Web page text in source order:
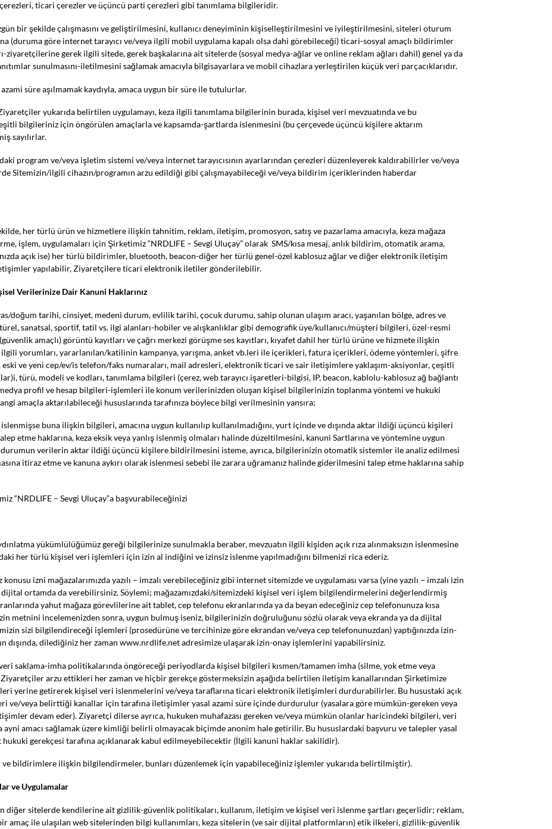
ticari çerezler ve üçüncü parti çerezleri gibi tanımlama bilgileridir.
bir şekilde çalışmasını ve geliştirilmesini, kullanıcı deneyiminin kişiselleştirilmesini ve iyileştirilmesini, siteleri oturum
(duruma göre internet tarayıcı ve/veya ilgili mobil uygulama kapalı olsa dahi görebileceği) ticari-sosyal amaçlı bildirimler
ziyaretçilerine gerek ilgili sitede, gerek başkalarına ait sitelerde (sosyal medya-ağlar ve online reklam ağları dahil) genel ya da
sunulmasını-iletilmesini sağlamak amacıyla bilgisayarlara ve mobil cihazlara yerleştirilen küçük veri parçacıklarıdır.
süre aşılmamak kaydıyla, amaca uygun bir süre ile tutulurlar.
yukarıda belirtilen uygulamayı, keza ilgili tanımlama bilgilerinin burada, kişisel veri mevzuatında ve bu
bilgileriniz için öngörülen amaçlarla ve kapsamda-şartlarda islenmesini (bu çerçevede üçüncü kişilere aktarım
sayılırlar.
program ve/veya işletim sistemi ve/veya internet tarayıcısının ayarlarından çerezleri düzenleyerek kaldırabilirler ve/veya
Sitemizin/ilgili cihazın/programın arzu edildiği gibi çalışmayabileceği ve/veya bildirim içeriklerinden haberdar
her türlü ürün ve hizmetlere ilişkin tahnitim, reklam, iletişim, promosyon, satış ve pazarlama amacıyla, keza mağaza
işlem, uygulamaları için Şirketimiz “NRDLIFE – Sevgi Uluçay” olarak SMS/kısa mesaj, anlık bildirim, otomatik arama,
açık ise) her türlü bildirimler, bluetooth, beacon-diğer her türlü genel-özel kablosuz ağlar ve diğer elektronik iletişim
yapılabilir, Ziyaretçilere ticari elektronik iletiler gönderilebilir.
Verilerinize Dair Kanuni Haklarınız
doğum tarihi, cinsiyet, medeni durum, evlilik tarihi, çocuk durumu, sahip olunan ulaşım aracı, yaşanılan bölge, adres ve
sanatsal, sportif, tatil vs. ilgi alanları-hobiler ve alışkanlıklar gibi demografik üye/kullanıcı/müşteri bilgileri, özel-resmi
amaçlı) görüntü kayıtları ve çağrı merkezi görüşme ses kayıtları, kıyafet dahil her türlü ürüne ve hizmete ilişkin
ilgili yorumları, yararlanılan/katilinin kampanya, yarışma, anket vb.leri ile içerikleri, fatura içerikleri, ödeme yöntemleri, şifre
ve yeni cep/ev/is telefon/faks numaraları, mail adresleri, elektronik ticari ve sair iletişimlere yaklaşım-aksiyonlar, çeşitli
türü, modeli ve kodları, tanımlama bilgileri (çerez, web tarayıcı işaretleri-bilgisi, IP, beacon, kablolu-kablosuz ağ bağlantı
profil ve hesap bilgileri-işlemleri ile konum verilerinizden oluşan kişisel bilgilerinizin toplanma yöntemi ve hukuki
amaçla aktarılabileceği hususlarında tarafınıza böylece bilgi verilmesinin yansıra;
buna ilişkin bilgileri, amacına uygun kullanılıp kullanılmadığını, yurt içinde ve dışında aktar ildiği üçüncü kişileri
etme haklarına, keza eksik veya yanlış islenmiş olmaları halinde düzeltilmesini, kanuni Sartlarına ve yöntemine uygun
verilerin aktar ildiği üçüncü kişilere bildirilmesini isteme, ayrıca, bilgilerinizin otomatik sistemler ile analiz edilmesi
itiraz etme ve kanuna aykırı olarak islenmesi sebebi ile zarara uğramanız halinde giderilmesini talep etme haklarına sahip
“NRDLIFE – Sevgi Uluçay”a başvurabileceğinizi
yükümlülüğümüz gereği bilgilerinize sunulmakla beraber, mevzuatın ilgili kişiden açık rıza alınmaksızın islenmesine
her türlü kişisel veri işlemleri için izin al indiğini ve izinsiz islenme yapılmadığını bilmenizi rica ederiz.
izni mağazalarımızda yazılı – imzalı verebileceğiniz gibi internet sitemizde ve uygulaması varsa (yine yazılı – imzalı izin
ortamda da verebilirsiniz. Söylemi; mağazamızdaki/sitemizdeki kişisel veri işlem bilgilendirmelerini değerlendirmiş
yahut mağaza görevlilerine ait tablet, cep telefonu ekranlarında ya da beyan edeceğiniz cep telefonunuza kısa
metnini incelemenizden sonra, uygun bulmuş iseniz, bilgilerinizin doğruluğunu sözlü olarak veya ekranda ya da dijital
sizi bilgilendireceği işlemleri (prosedürüne ve tercihinize göre ekrandan ve/veya cep telefonunuzdan) yaptığınızda izin-
dışında, dilediğiniz her zaman www.nrdlife.net adresimize ulaşarak izin-onay işlemlerini yapabilirsiniz.
saklama-imha politikalarında öngöreceği periyodlarda kişisel bilgileri kısmen/tamamen imha (silme, yok etme veya
arzu ettikleri her zaman ve hiçbir gerekçe göstermeksizin aşağıda belirtilen iletişim kanallarından Şirketimize
yerine getirerek kişisel veri islenmelerini ve/veya taraflarına ticari elektronik iletişimleri durdurabilirler. Bu husustaki açık
ve/veya belirttiği kanallar için tarafına iletişimler yasal azami süre içinde durdurulur (yasalara göre mümkün-gereken veya
devam eder). Ziyaretçi dilerse ayrıca, hukuken muhafazası gereken ve/veya mümkün olanlar haricindeki bilgileri, veri
ayni amacı sağlamak üzere kimliği belirli olmayacak biçimde anonim hale getirilir. Bu hususlardaki başvuru ve talepler yasal
gerekçesi tarafına açıklanarak kabul edilmeyebilecektir (İlgili kanuni haklar sakilidir).
ve bildirimlere ilişkin bilgilendirmeler, bunları düzenlemek için yapabileceğiniz işlemler yukarıda belirtilmiştir).
ve Uygulamalar
diğer sitelerde kendilerine ait gizlilik-güvenlik politikaları, kullanım, iletişim ve kişisel veri islenme şartları geçerlidir; reklam,
amaç ile ulaşılan web sitelerinden bilgi kullanımları, keza sitelerin (ve sair dijital platformların) etik ilkeleri, gizlilik-güvenlik